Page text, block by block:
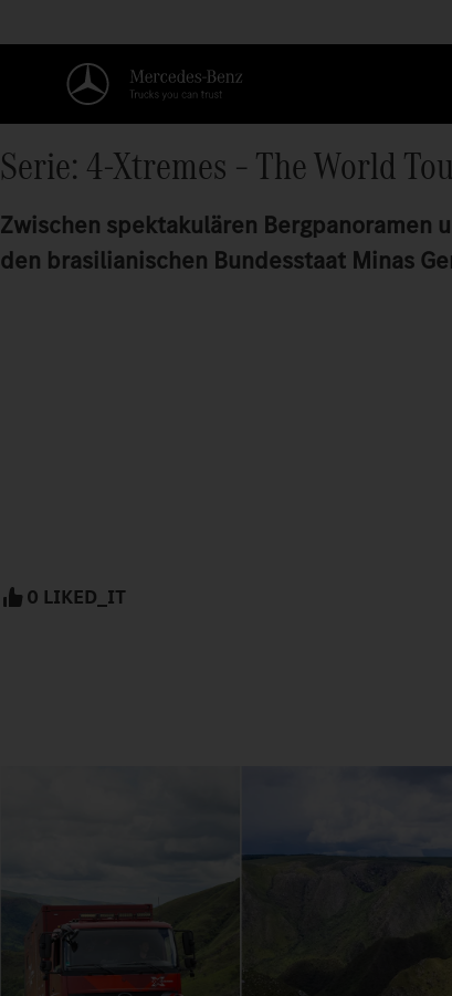
Serie: 4-Xtremes – The World
Zwischen spektakulären Bergpanoramen
den brasilianischen Bundesstaat Minas
0 LIKED_IT